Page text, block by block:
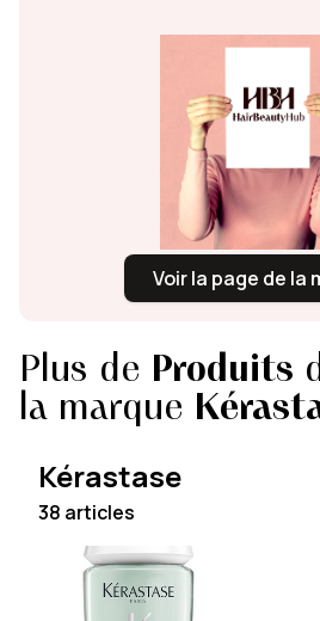
Voir la page de la
Plus de Produits
la marque
Kérastase
38 articles